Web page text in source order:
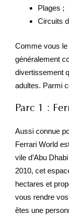
Plages ;
Circuits
Comme vous
généralement
divertissement
adultes. Parmi
Parc 1 :
Aussi connue
Ferrari World
vile d’Abu
2010, cet
hectares et
vous rendre
êtes une